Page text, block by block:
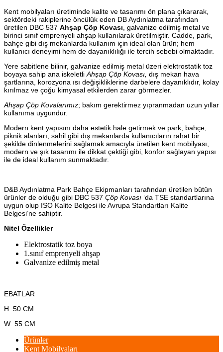
Kent mobilyaları üretiminde kalite ve tasarımı ön plana çıkararak,
sektördeki rakiplerine öncülük eden DB Aydınlatma tarafından
üretilen DBC 537 Ahşap Çöp Kovası, galvanize edilmiş metal ve
birinci sınıf emprenyeli ahşap kullanılarak üretilmiştir. Cadde, park,
bahçe gibi dış mekanlarda kullanım için ideal olan ürün; hem
kullanıcı deneyimi hem de dayanıklılığı ile tercih sebebi olmaktadır.
Yere sabitlene bilinir, galvanize edilmiş metal üzeri elektrostatik toz
boyaya sahip ana iskeletliAhşap Çöp Kovası, dış mekan hava
şartlarına, korozyona ısı değişikliklerine darbelere dayanıklıdır, kolay
kırılmaz ve çoğu kimyasal etkilerden zarar görmezler.
Ahşap Çöp Kovalarımız; bakım gerektirmez yıpranmadan uzun yıllar
kullanıma uygundur.
Modern kent yapısını daha estetik hale getirmek ve park, bahçe,
piknik alanları, sahil gibi dış mekanlarda kullanıcıların rahat bir
şekilde dinlenmelerini sağlamak amacıyla üretilen kent mobilyası,
modern ve şık tasarımı ile dikkat çektiği gibi, konfor sağlayan yapısı
ile de ideal kullanım sunmaktadır.
D&B Aydınlatma Park Bahçe Ekipmanları tarafından üretilen bütün
ürünler de olduğu gibi DBC 537 Çöp Kovası ‘da TSE standartlarına
uygun olup ISO Kalite Belgesi ile Avrupa Standartları Kalite
Belgesi’ne sahiptir.
Nitel Özellikler
Elektrostatik toz boya
1.sınıf emprenyeli ahşap
Galvanize edilmiş metal
EBATLAR
H 50 CM
W 55 CM
Ürünler
Kent Mobilyaları